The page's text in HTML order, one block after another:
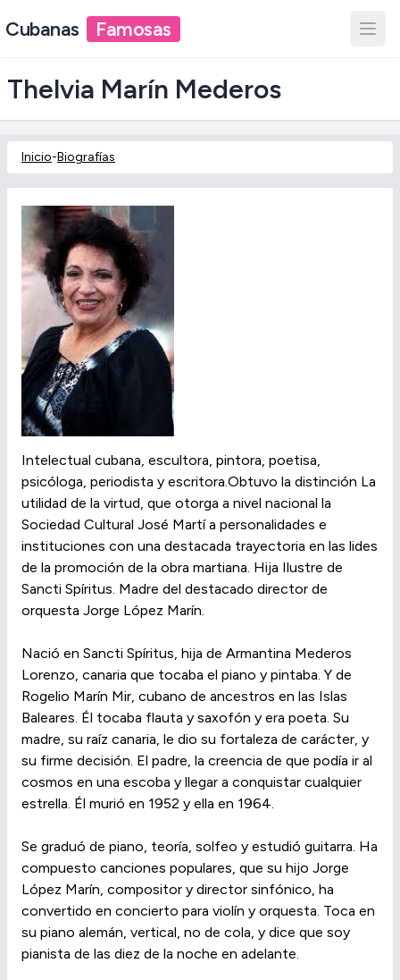
Cubanas Famosas
Thelvia Marín Mederos
Inicio-Biografías
Intelectual cubana, escultora, pintora, poetisa,
psicóloga, periodista y escritora.Obtuvo la distinción La
utilidad de la virtud, que otorga a nivel nacional la
Sociedad Cultural José Martí a personalidades e
instituciones con una destacada trayectoria en las lides
de la promoción de la obra martiana. Hija Ilustre de
Sancti Spíritus. Madre del destacado director de
orquesta Jorge López Marín.
Nació en Sancti Spíritus, hija de Armantina Mederos
Lorenzo, canaria que tocaba el piano y pintaba. Y de
Rogelio Marín Mir, cubano de ancestros en las Islas
Baleares. Él tocaba flauta y saxofón y era poeta. Su
madre, su raíz canaria, le dio su fortaleza de carácter, y
su firme decisión. El padre, la creencia de que podía ir al
cosmos en una escoba y llegar a conquistar cualquier
estrella. Él murió en 1952 y ella en 1964.
Se graduó de piano, teoría, solfeo y estudió guitarra. Ha
compuesto canciones populares, que su hijo Jorge
López Marín, compositor y director sinfónico, ha
convertido en concierto para violín y orquesta. Toca en
su piano alemán, vertical, no de cola, y dice que soy
pianista de las diez de la noche en adelante.